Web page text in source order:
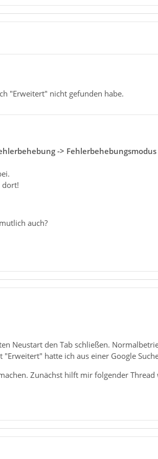
"Erweitert" nicht gefunden habe.
-> Fehlerbehebungsmodus
dort!
auch?
Neustart den Tab schließen.
hatte ich aus einer Google
Zunächst hilft mir folgender Thread